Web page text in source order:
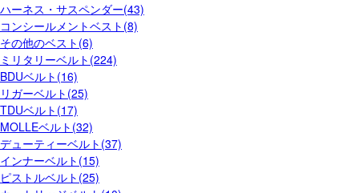
ハーネス・サスペンダー(43)
コンシールメントベスト(8)
その他のベスト(6)
ミリタリーベルト(224)
BDUベルト(16)
リガーベルト(25)
TDUベルト(17)
MOLLEベルト(32)
デューティーベルト(37)
インナーベルト(15)
ピストルベルト(25)